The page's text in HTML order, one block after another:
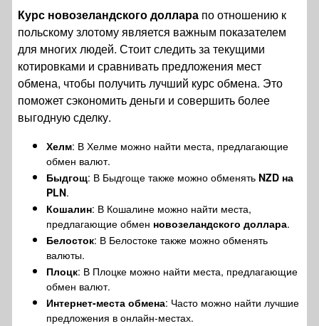
Курс новозеландского доллара по отношению к
польскому злотому является важным показателем
для многих людей. Стоит следить за текущими
котировками и сравнивать предложения мест
обмена, чтобы получить лучший курс обмена. Это
поможет сэкономить деньги и совершить более
выгодную сделку.
Хелм: В Хелме можно найти места, предлагающие
обмен валют.
Быдгощ: В Быдгоще также можно обменять NZD на
PLN.
Кошалин: В Кошалине можно найти места,
предлагающие обмен новозеландского доллара.
Белосток: В Белостоке также можно обменять
валюты.
Плоцк: В Плоцке можно найти места, предлагающие
обмен валют.
Интернет-места обмена: Часто можно найти лучшие
предложения в онлайн-местах.